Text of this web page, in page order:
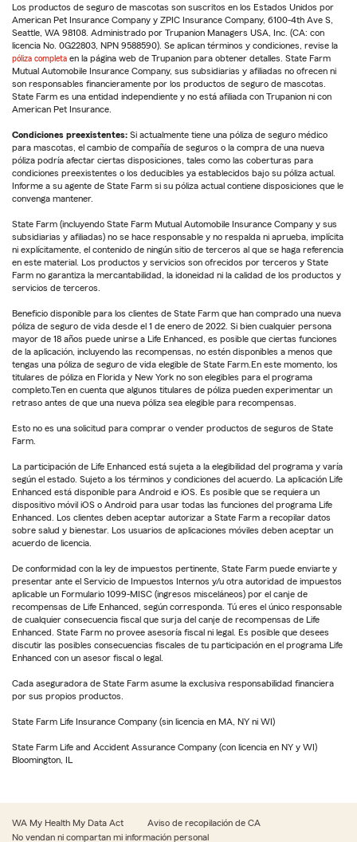
Los productos de seguro de mascotas son suscritos en los Estados Unidos por
American Pet Insurance Company y ZPIC Insurance Company, 6100-4th Ave S,
Seattle, WA 98108. Administrado por Trupanion Managers USA, Inc. (CA: con
licencia No. 0G22803, NPN 9588590). Se aplican términos y condiciones, revise la
póliza completa en la página web de Trupanion para obtener detalles. State Farm
Mutual Automobile Insurance Company, sus subsidiarias y afiliadas no ofrecen ni
son responsables financieramente por los productos de seguro de mascotas.
State Farm es una entidad independiente y no está afiliada con Trupanion ni con
American Pet Insurance.
Condiciones preexistentes: Si actualmente tiene una póliza de seguro médico
para mascotas, el cambio de compañía de seguros o la compra de una nueva
póliza podría afectar ciertas disposiciones, tales como las coberturas para
condiciones preexistentes o los deducibles ya establecidos bajo su póliza actual.
Informe a su agente de State Farm si su póliza actual contiene disposiciones que le
convenga mantener.
State Farm (incluyendo State Farm Mutual Automobile Insurance Company y sus
subsidiarias y afiliadas) no se hace responsable y no respalda ni aprueba, implícita
ni explícitamente, el contenido de ningún sitio de terceros al que se haga referencia
en este material. Los productos y servicios son ofrecidos por terceros y State
Farm no garantiza la mercantabilidad, la idoneidad ni la calidad de los productos y
servicios de terceros.
Beneficio disponible para los clientes de State Farm que han comprado una nueva
póliza de seguro de vida desde el 1 de enero de 2022. Si bien cualquier persona
mayor de 18 años puede unirse a Life Enhanced, es posible que ciertas funciones
de la aplicación, incluyendo las recompensas, no estén disponibles a menos que
tengas una póliza de seguro de vida elegible de State Farm.En este momento, los
titulares de póliza en Florida y New York no son elegibles para el programa
completo.Ten en cuenta que algunos titulares de póliza pueden experimentar un
retraso antes de que una nueva póliza sea elegible para recompensas.
Esto no es una solicitud para comprar o vender productos de seguros de State
Farm.
La participación de Life Enhanced está sujeta a la elegibilidad del programa y varía
según el estado. Sujeto a los términos y condiciones del acuerdo. La aplicación Life
Enhanced está disponible para Android e iOS. Es posible que se requiera un
dispositivo móvil iOS o Android para usar todas las funciones del programa Life
Enhanced. Los clientes deben aceptar autorizar a State Farm a recopilar datos
sobre salud y bienestar. Los usuarios de aplicaciones móviles deben aceptar un
acuerdo de licencia.
De conformidad con la ley de impuestos pertinente, State Farm puede enviarte y
presentar ante el Servicio de Impuestos Internos y/u otra autoridad de impuestos
aplicable un Formulario 1099-MISC (ingresos misceláneos) por el canje de
recompensas de Life Enhanced, según corresponda. Tú eres el único responsable
de cualquier consecuencia fiscal que surja del canje de recompensas de Life
Enhanced. State Farm no provee asesoría fiscal ni legal. Es posible que desees
discutir las posibles consecuencias fiscales de tu participación en el programa Life
Enhanced con un asesor fiscal o legal.
Cada aseguradora de State Farm asume la exclusiva responsabilidad financiera
por sus propios productos.
State Farm Life Insurance Company (sin licencia en MA, NY ni WI)
State Farm Life and Accident Assurance Company (con licencia en NY y WI)
Bloomington, IL
WA My Health My Data Act
Aviso de recopilación de CA
No vendan ni compartan mi información personal